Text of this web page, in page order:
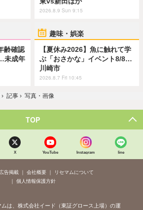
2026.8.9 Sun 9:15
齢確認
未成年
趣味・娯楽
【夏休み2026】魚に触れて学
ぶ「おさかな」イベント8/8…
川崎市
2026.8.7 Fri 10:45
› 記事 › 写真・画像
TOP
X YouTube Instagram line
広告掲載 会社概要
リセマムについて
個人情報保護方針
ムは、株式会社イード（東証グロース上場）の運